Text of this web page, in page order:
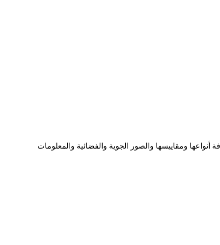
تحتاجه من الخرائط بكافة أنواعها ومقاييسها والصور الجوية والفضائية والمعلومات